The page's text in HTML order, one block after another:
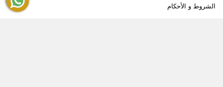
الشروط و الأحكام